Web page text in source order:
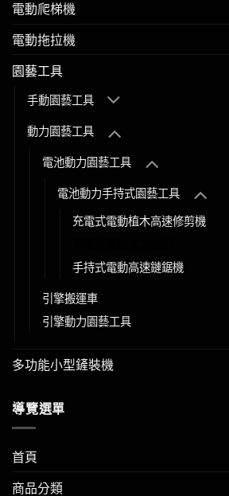
電動爬梯機
電動拖拉機
園藝工具
手動園藝工具
動力園藝工具
電池動力園藝工具
電池動力手持式園藝工具
充電式電動植木高速修剪機
手持式電動高速鏈鋸機
引擎搬運車
引擎動力園藝工具
多功能小型鏟裝機
導覽選單
首頁
商品分類